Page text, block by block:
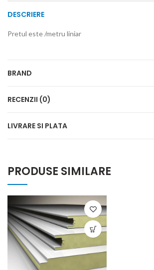
DESCRIERE
Pretul este /metru liniar
BRAND
RECENZII (0)
LIVRARE SI PLATA
PRODUSE SIMILARE